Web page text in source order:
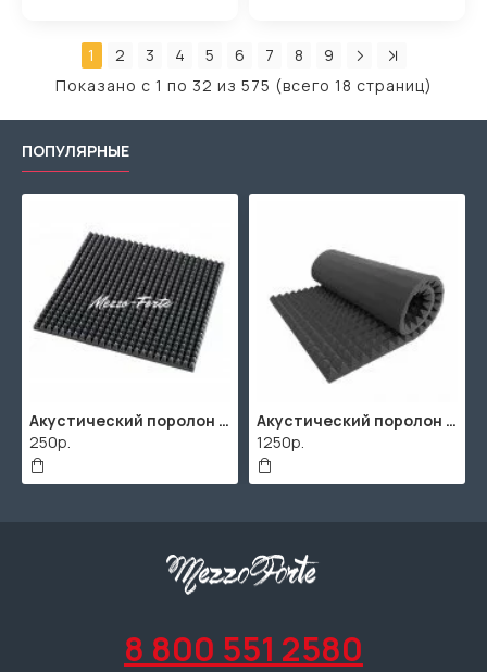
1 2 3 4 5 6 7 8
9
Показано с 1 по 32 из 575 (всего 18 страниц)
ПОПУЛЯРНЫЕ
Акустический поролон "Пирамида" / 480x480х30мм / Темно-серый
250р.
Акустический поролон "Пирамида" / 2000х1000мм
1250р.
8 800 551 2580